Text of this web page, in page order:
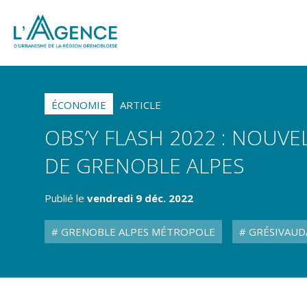
ÉCONOMIE ARTICLE
OBS’Y FLASH 2022 :
DE GRENOBLE ALPES
Publié le vendredi 9 déc. 2022
GRENOBLE ALPES MÉTROPOLE